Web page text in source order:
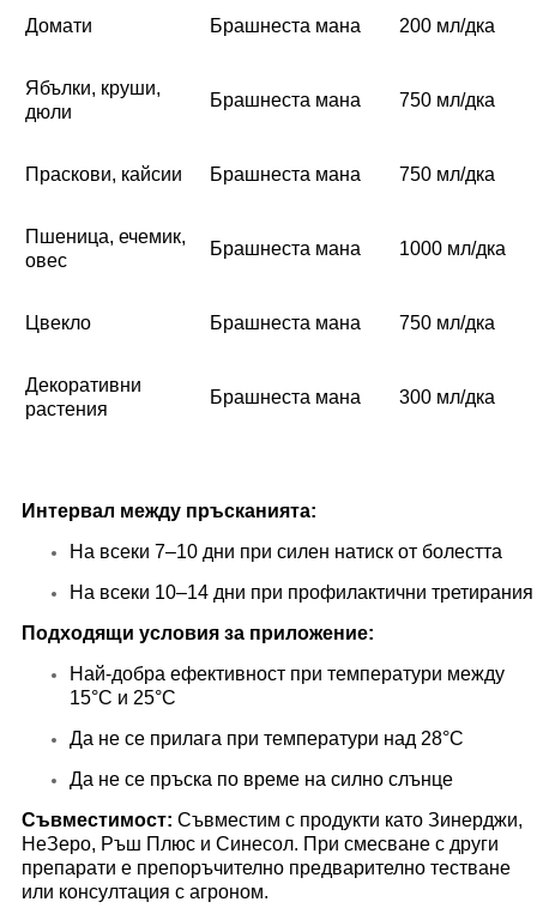
Домати Брашнеста мана 200 мл/дка
Ябълки, круши,
дюли
Брашнеста мана 750 мл/дка
Праскови, кайсии Брашнеста мана 750 мл/дка
Пшеница, ечемик,
овес
Брашнеста мана 1000 мл/дка
Цвекло Брашнеста мана 750 мл/дка
Декоративни
растения
Брашнеста мана 300 мл/дка
Интервал между пръсканията:
На всеки 7–10 дни при силен натиск от болестта
На всеки 10–14 дни при профилактични третирания
Подходящи условия за приложение:
Най-добра ефективност при температури между
15°C и 25°C
Да не се прилага при температури над 28°C
Да не се пръска по време на силно слънце
Съвместимост: Съвместим с продукти като Зинерджи,
НеЗеро, Ръш Плюс и Синесол. При смесване с други
препарати е препоръчително предварително тестване
или консултация с агроном.